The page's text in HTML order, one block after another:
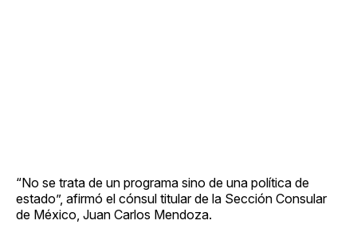
“No se trata de un programa sino de una política de
estado”, afirmó el cónsul titular de la Sección Consular
de México, Juan Carlos Mendoza.